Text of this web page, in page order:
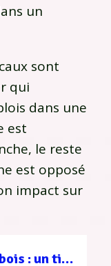
un
sont
qui
dans une
est
le reste
est opposé
impact sur
Filière forêt-bois : un tissu d’entreprises au service d’une gestion durable